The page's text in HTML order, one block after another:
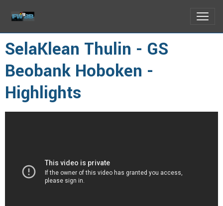
SelaKlean Thulin - GS
Beobank Hoboken -
Highlights